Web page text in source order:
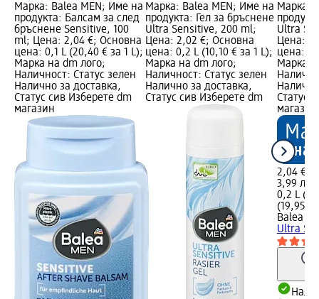
Марка: Balea MEN; Име на
продукта: Балсам за след
бръснене Sensitive, 100
ml; Цена: 2,04 €; Основна
цена: 0,1 L (20,40 € за 1 L);
Марка на dm лого;
Наличност: Статус зелен
Налично за доставка,
Статус сив Изберете dm
магазин
Марка: Balea MEN; Име на
продукта: Гел за бръснене
Ultra Sensitive, 200 ml;
Цена: 2,02 €; Основна
цена: 0,2 L (10,10 € за 1 L);
Марка на dm лого;
Наличност: Статус зелен
Налично за доставка,
Статус сив Изберете dm
Марка:
Ultra
Цена:
цена:
Марка
Статус
магазин
2,04 €
3,99 лв.
0,2 L
(19,95
Balea
Ultra